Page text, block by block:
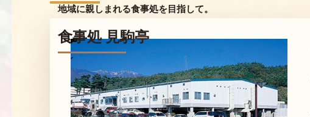
地域に親しまれる食事処を目指して。
食事処 見駒亭